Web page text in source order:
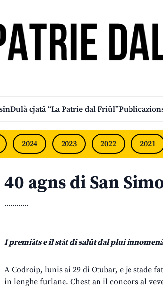
Dulà cjatâ “La Patrie dal Friûl”
2024 2023 2022 2021
40 agns di San
............
I premiâts e il stât di salût dal plui
A Codroip, lunis ai 29 di Otubar, e je stade
in lenghe furlane. Chest an il concors al